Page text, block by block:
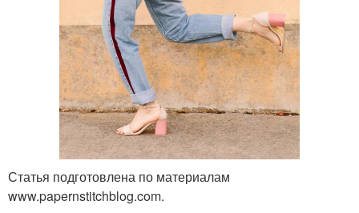
Статья подготовлена по материалам
www.papernstitchblog.com.